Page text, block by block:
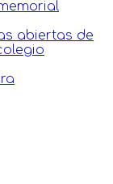
abiertas de